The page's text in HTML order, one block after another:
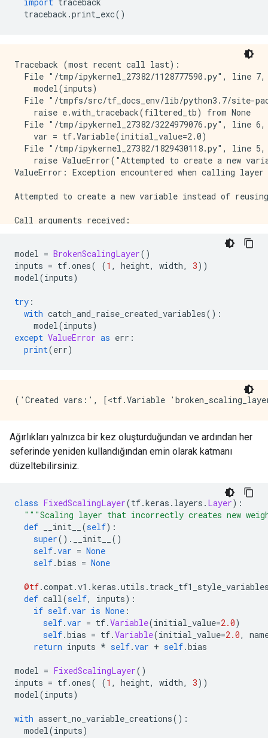
traceback .print_exc()
Traceback (most recent call last):
File "/tmp/ipykernel_27382/1128777590.py", line
    model(inputs)
File "/tmpfs/src/tf_docs_env/lib/python3.7/site-
    raise e.with_traceback(filtered_tb) from None
File "/tmp/ipykernel_27382/3224979076.py", line 6,
    var = tf.Variable(initial_value=2.0)
File "/tmp/ipykernel_27382/1829430118.py", line
raise ValueError("Attempted to create a new
ValueError: Exception encountered when calling
Attempted to create a new variable instead of
Call arguments received:
model = BrokenScalingLayer()
inputs = tf.ones( (1 , height, width, 3))
model(inputs)
try :
with catch_and_raise_created_variables():
model(inputs)
except ValueError as err :
print(err)
Ağırlıkları yalnızca bir kez oluşturduğundan ve ardından her
seferinde yeniden kullandığından emin olarak katmanı
düzeltebilirsiniz.
class FixedScalingLayer(tf.keras . layers . Layer):
"""Scaling layer that incorrectly creates new
def __init__ (self):
super(). __init__
()
self.var = None
self.bias = None
@tf.compat.v1 .keras .utils .
def call(self, inputs):
if self.var is None :
self.var = tf.Variable(initial_value=2.0)
self.bias = tf.Variable(initial_value=2.0,
return inputs * self.var + self.bias
model = FixedScalingLayer()
inputs = tf.ones( (1 , height, width, 3))
model(inputs)
with assert_no_variable_creations():
model(inputs)